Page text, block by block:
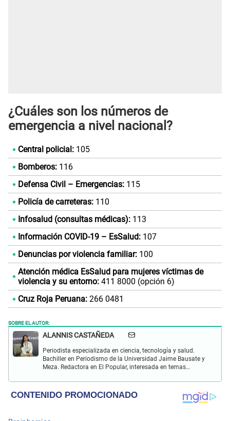
¿Cuáles son los números de
emergencia a nivel nacional?
Central policial:105
Bomberos:116
Defensa Civil – Emergencias:115
Policía de carreteras:110
Infosalud (consultas médicas):113
Información COVID-19 – EsSalud:107
Denuncias por violencia familiar:100
Atención médica EsSalud para mujeres víctimas de
violencia y su entorno:411 8000 (opción 6)
Cruz Roja Peruana:266 0481
SOBRE EL AUTOR:
ALANNIS CASTAÑEDA
Periodista especializada en ciencia, tecnología y salud.
Bachiller en Periodismo de la Universidad Jaime Bausate y
Meza. Redactora en El Popular, interesada en temas
astronómicos, hallazgos y más.